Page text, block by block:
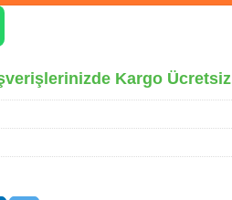
Kargo Ücretsiz